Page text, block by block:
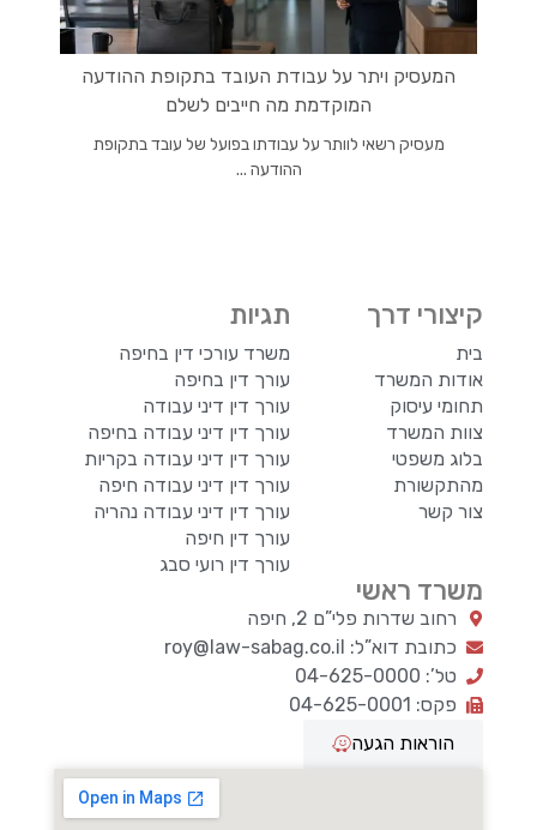
המעסיק ויתר על עבודת העובד בתקופת ההודעה
המוקדמת מה חייבים לשלם
מעסיק רשאי לוותר על עבודתו בפועל של עובד בתקופת
ההודעה ...
משרד ראשי
רחוב שדרות פלי”ם 2, חיפה
כתובת דוא”ל: roy@law-sabag.co.il
טל’: 04-625-0000
פקס: 04-625-0001
הוראות הגעה
קיצורי דרך
בית
אודות המשרד
תחומי עיסוק
צוות המשרד
בלוג משפטי
מהתקשורת
צור קשר
תגיות
משרד עורכי דין בחיפה
עורך דין בחיפה
עורך דין דיני עבודה
עורך דין דיני עבודה בחיפה
עורך דין דיני עבודה בקריות
עורך דין דיני עבודה חיפה
עורך דין דיני עבודה נהריה
עורך דין חיפה
עורך דין רועי סבג